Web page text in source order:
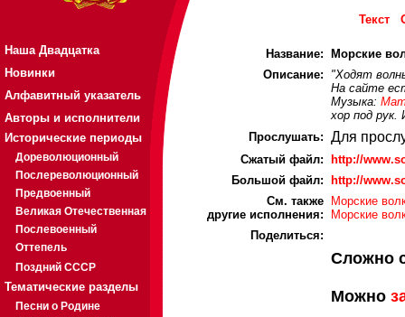
Наша Двадцатка
Новинки
Алфавитный указатель
Авторы и исполнители
Исторические периоды
Дореволюционный
Послереволюционный
Предвоенный
Великая Отечественная
Послевоенный
Оттепель
Поздний СССР
Тематические разделы
Песни о Родине
Текст
Название:
Морские
Описание:
"Ходят
На сайте
Музыка:
хор под
Прослушать: Для
Cжатый файл:
http://
Большой файл:
http://
См. также
другие исполнения:
Морские
Морские
Поделиться:
Сложно
Можно